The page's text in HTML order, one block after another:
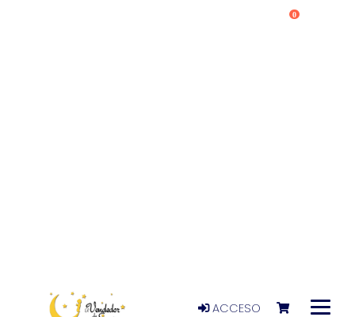
ACCESO
0